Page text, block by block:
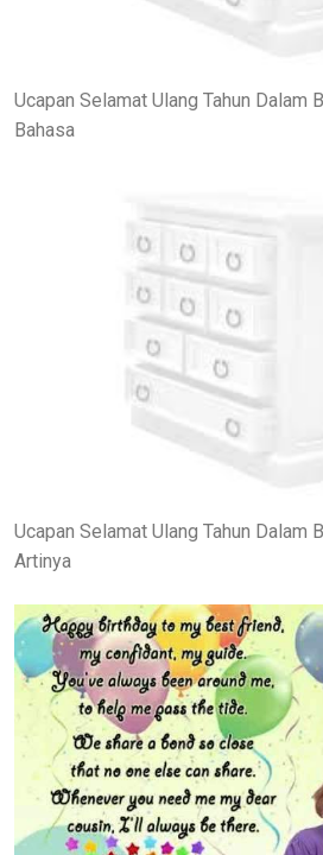
Ucapan Selamat Ulang Tahun Dalam
Bahasa
Ucapan Selamat Ulang Tahun Dalam
Artinya